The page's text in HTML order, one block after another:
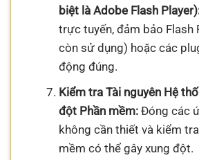
biệt là Adobe Flash
trực tuyến, đảm bảo Flash
còn sử dụng) hoặc các
động đúng.
Kiểm tra Tài nguyên Hệ
đột Phần mềm:Đóng các
không cần thiết và kiểm
mềm có thể gây xung đột.